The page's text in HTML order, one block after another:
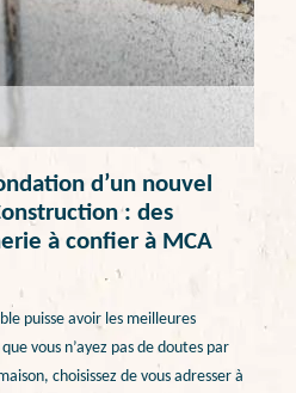
d’un nouvel
: des
à confier à MCA
puisse avoir les meilleures
vous n’ayez pas de doutes par
choisissez de vous adresser à